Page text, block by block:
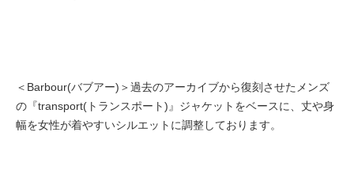
＜Barbour(バブアー)＞過去のアーカイブから復刻させたメンズ
の『transport(トランスポート)』ジャケットをベースに、丈や身
幅を女性が着やすいシルエットに調整しております。